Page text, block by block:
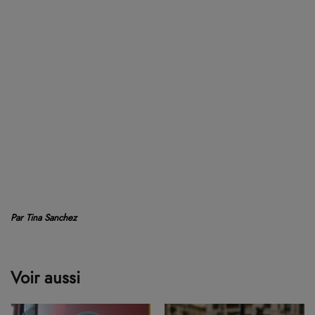
Par Tina Sanchez
Voir aussi